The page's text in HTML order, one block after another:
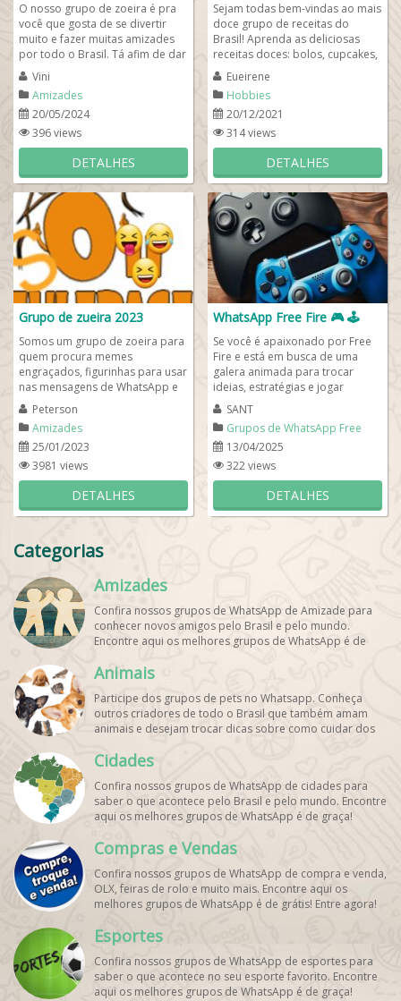
O nosso grupo de zoeira é pra
você que gosta de se divertir
muito e fazer muitas amizades
por todo o Brasil. Tá afim de dar
boas risadas com memes...
Vini
Amizades
20/05/2024
396 views
DETALHES
Sejam todas bem-vindas ao mais
doce grupo de receitas do
Brasil! Aprenda as deliciosas
receitas doces: bolos, cupcakes,
doces em calda, cremes
culinários e etc...
Eueirene
Hobbies
20/12/2021
314 views
DETALHES
Grupo de zueira 2023
Somos um grupo de zoeira para
quem procura memes
engraçados, figurinhas para usar
nas mensagens de WhatsApp e
muita comédia para quem quer
rir muito mas com...
Peterson
Amizades
25/01/2023
3981 views
DETALHES
WhatsApp Free Fire 🎮 🕹️
Se você é apaixonado por Free
Fire e está em busca de uma
galera animada para trocar
ideias, estratégias e jogar
partidas insanas, chegou ao
lugar certo!...
SANT
Grupos de WhatsApp Free
Fire
13/04/2025
322 views
DETALHES
Categorias
Amizades
Confira nossos grupos de WhatsApp de Amizade para
conhecer novos amigos pelo Brasil e pelo mundo.
Encontre aqui os melhores grupos de WhatsApp é de
Animais
Participe dos grupos de pets no Whatsapp. Conheça
outros criadores de todo o Brasil que também amam
animais e desejam trocar dicas sobre como cuidar dos
graça!
Cidades
Confira nossos grupos de WhatsApp de cidades para
saber o que acontece pelo Brasil e pelo mundo. Encontre
aqui os melhores grupos de WhatsApp é de graça!
Compras e Vendas
Confira nossos grupos de WhatsApp de compra e venda,
OLX, feiras de rolo e muito mais. Encontre aqui os
melhores grupos de WhatsApp é de grátis! Entre agora!
Esportes
Confira nossos grupos de WhatsApp de esportes para
saber o que acontece no seu esporte favorito. Encontre
aqui os melhores grupos de WhatsApp é de graça!